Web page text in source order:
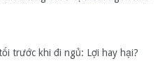
trước khi đi ngủ: Lợi hay hại?